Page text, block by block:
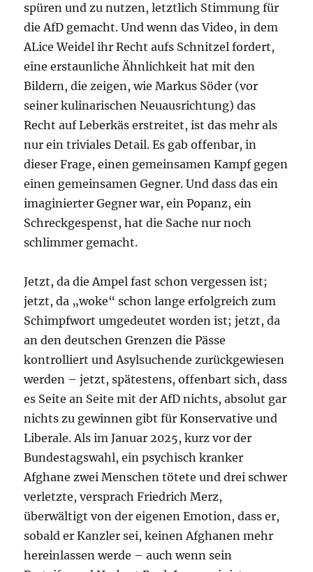
spüren und zu nutzen, letztlich Stimmung für
die AfD gemacht. Und wenn das Video, in dem
ALice Weidel ihr Recht aufs Schnitzel fordert,
eine erstaunliche Ähnlichkeit hat mit den
Bildern, die zeigen, wie Markus Söder (vor
seiner kulinarischen Neuausrichtung) das
Recht auf Leberkäs erstreitet, ist das mehr als
nur ein triviales Detail. Es gab offenbar, in
dieser Frage, einen gemeinsamen Kampf gegen
einen gemeinsamen Gegner. Und dass das ein
imaginierter Gegner war, ein Popanz, ein
Schreckgespenst, hat die Sache nur noch
schlimmer gemacht.
Jetzt, da die Ampel fast schon vergessen ist;
jetzt, da „woke“ schon lange erfolgreich zum
Schimpfwort umgedeutet worden ist; jetzt, da
an den deutschen Grenzen die Pässe
kontrolliert und Asylsuchende zurückgewiesen
werden – jetzt, spätestens, offenbart sich, dass
es Seite an Seite mit der AfD nichts, absolut gar
nichts zu gewinnen gibt für Konservative und
Liberale. Als im Januar 2025, kurz vor der
Bundestagswahl, ein psychisch kranker
Afghane zwei Menschen tötete und drei schwer
verletzte, versprach Friedrich Merz,
überwältigt von der eigenen Emotion, dass er,
sobald er Kanzler sei, keinen Afghanen mehr
hereinlassen werde – auch wenn sein